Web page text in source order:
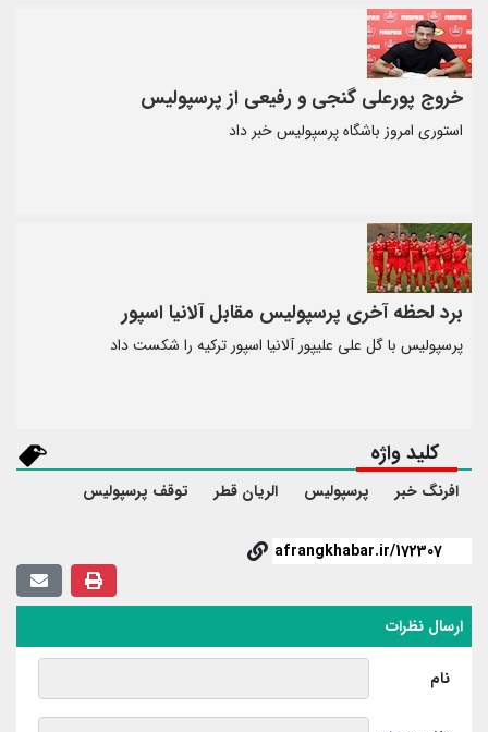
خروج پورعلی گنجی و رفیعی از پرسپولیس
استوری امروز باشگاه پرسپولیس خبر داد
برد لحظه آخری پرسپولیس مقابل آلانیا اسپور
پرسپولیس با گل علی علیپور آلانیا اسپور ترکیه را شکست داد
کلید واژه
افرنگ خبر پرسپولیس الریان قطر توقف پرسپولیس
ارسال نظرات
نام